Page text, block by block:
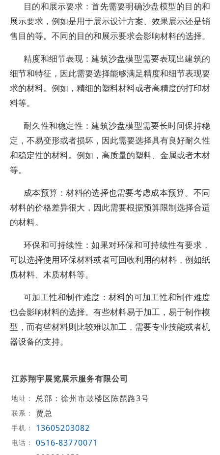
目的和展示要求：首先需要明确沙盘模型的目的和
展示要求，例如是用于展示设计方案、效果展示还是销
售目的等。不同的目的和展示要求会影响材料的选择。
精度和细节表现：建筑沙盘模型需要表现出建筑的
细节和特征，因此需要选择能够满足精度和细节表现要
求的材料。例如，精细的塑料材料或者高精度的打印材
料等。
耐久性和稳定性：建筑沙盘模型需要长时间保持稳
定，不易变形或者损坏，因此需要选择具有良好耐久性
和稳定性的材料。例如，高质量的塑料、金属或者木材
等。
成本预算：材料的选择也需要考虑成本预算。不同
材料的价格差异很大，因此需要根据预算限制选择合适
的材料。
环保和可持续性：如果对环保和可持续性有要求，
可以选择使用环保材料或者可回收利用的材料，例如纸
质材料、木质材料等。
可加工性和制作难度：材料的可加工性和制作难度
也会影响材料的选择。有些材料易于加工，易于制作模
型，而有些材料则比较难以加工，需要专业技能或者机
器设备的支持。
江苏翔宇展览展示服务有限公司
地址： 总部：徐州市鼓楼区陈琵路3号
联系： 贾总
手机： 13605203082
电话： 0516-83770071